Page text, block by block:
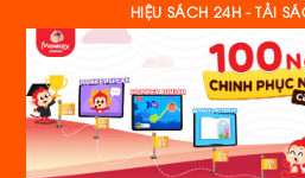
content
HIỆU SÁCH 24H - TẢI